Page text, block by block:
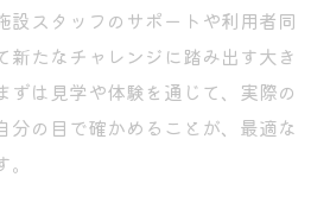
設スタッフのサポートや利用者同
新たなチャレンジに踏み出す大き
ずは見学や体験を通じて、実際の
分の目で確かめることが、最適な